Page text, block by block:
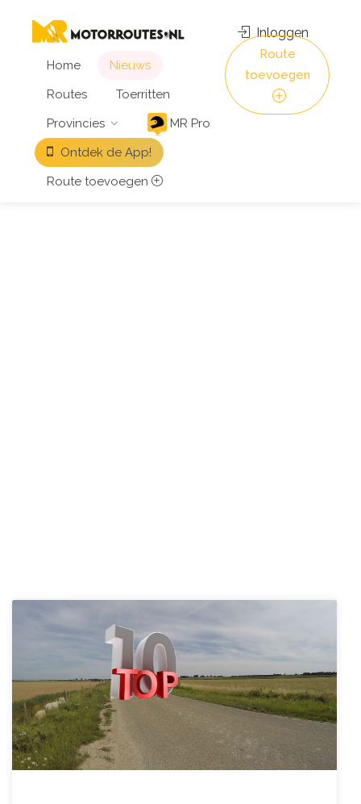
Home
Nieuws
Routes
Toerritten
Provincies
MR Pro
Ontdek de App!
Route toevoegen
Inloggen
Route
toevoegen